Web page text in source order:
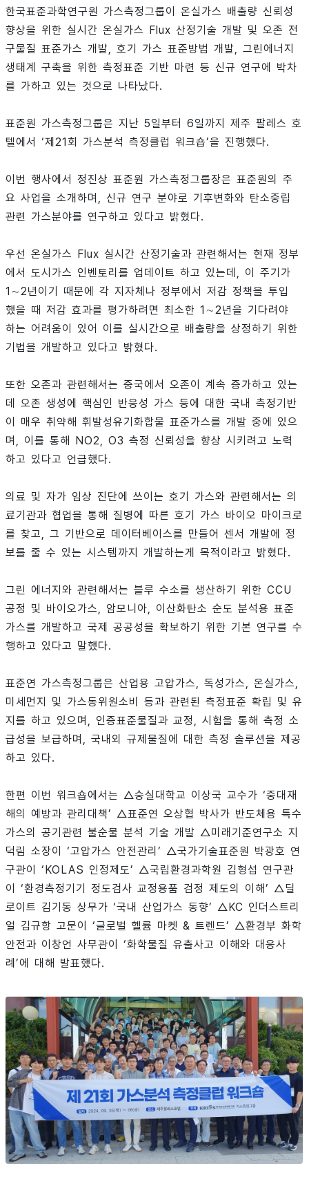
한국표준과학연구원 가스측정그룹이 온실가스 배출량 신뢰성
향상을 위한 실시간 온실가스 Flux 산정기술 개발 및 오존 전
구물질 표준가스 개발, 호기 가스 표준방법 개발, 그린에너지
생태계 구축을 위한 측정표준 기반 마련 등 신규 연구에 박차
를 가하고 있는 것으로 나타났다.
표준원 가스측정그룹은 지난 5일부터 6일까지 제주 팔레스 호
텔에서 ‘제21회 가스분석 측정클럽 워크숍’을 진행했다.
이번 행사에서 정진상 표준원 가스측정그룹장은 표준원의 주
요 사업을 소개하며, 신규 연구 분야로 기후변화와 탄소중립
관련 가스분야를 연구하고 있다고 밝혔다.
우선 온실가스 Flux 실시간 산정기술과 관련해서는 현재 정부
에서 도시가스 인벤토리를 업데이트 하고 있는데, 이 주기가
1∼2년이기 때문에 각 지자체나 정부에서 저감 정책을 투입
했을 때 저감 효과를 평가하려면 최소한 1∼2년을 기다려야
하는 어려움이 있어 이를 실시간으로 배출량을 상정하기 위한
기법을 개발하고 있다고 밝혔다.
또한 오존과 관련해서는 중국에서 오존이 계속 증가하고 있는
데 오존 생성에 핵심인 반응성 가스 등에 대한 국내 측정기반
이 매우 취약해 휘발성유기화합물 표준가스를 개발 중에 있으
며, 이를 통해 NO2, O3 측정 신뢰성을 향상 시키려고 노력
하고 있다고 언급했다.
의료 및 자가 임상 진단에 쓰이는 호기 가스와 관련해서는 의
료기관과 협업을 통해 질병에 따른 호기 가스 바이오 마이크로
를 찾고, 그 기반으로 데이터베이스를 만들어 센서 개발에 정
보를 줄 수 있는 시스템까지 개발하는게 목적이라고 밝혔다.
그린 에너지와 관련해서는 블루 수소를 생산하기 위한 CCU
공정 및 바이오가스, 암모니아, 이산화탄소 순도 분석용 표준
가스를 개발하고 국제 공공성을 확보하기 위한 기본 연구를 수
행하고 있다고 말했다.
표준연 가스측정그룹은 산업용 고압가스, 독성가스, 온실가스,
미세먼지 및 가스동위원소비 등과 관련된 측정표준 확립 및 유
지를 하고 있으며, 인증표준물질과 교정, 시험을 통해 측정 소
급성을 보급하며, 국내외 규제물질에 대한 측정 솔루션을 제공
하고 있다.
한편 이번 워크숍에서는 △숭실대학교 이상국 교수가 ‘중대재
해의 예방과 관리대책’ △표준연 오상협 박사가 반도체용 특수
가스의 공기관련 불순물 분석 기술 개발 △미래기준연구소 지
덕림 소장이 ‘고압가스 안전관리’ △국가기술표준원 박광호 연
구관이 ‘KOLAS 인정제도’ △국립환경과학원 김형섭 연구관
이 ‘환경측정기기 정도검사 교정용품 검정 제도의 이해’ △딜
로이트 김기동 상무가 ‘국내 산업가스 동향’ △KC 인더스트리
얼 김규항 고문이 ‘글로벌 헬륨 마켓 & 트렌드’ △환경부 화학
안전과 이창언 사무관이 ‘화학물질 유출사고 이해와 대응사
례’에 대해 발표했다.